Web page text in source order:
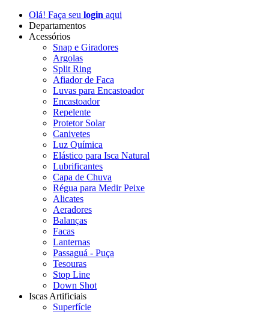
Olá! Faça seu login aqui
Departamentos
Acessórios
Snap e Giradores
Argolas
Split Ring
Afiador de Faca
Luvas para Encastoador
Encastoador
Repelente
Protetor Solar
Canivetes
Luz Química
Elástico para Isca Natural
Lubrificantes
Capa de Chuva
Régua para Medir Peixe
Alicates
Aeradores
Balanças
Facas
Lanternas
Passaguá - Puça
Tesouras
Stop Line
Down Shot
Iscas Artificiais
Superfície